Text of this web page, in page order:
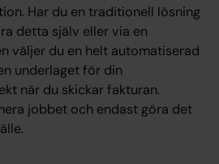
Har du en traditionell lösning
detta själv eller via en
väljer du en helt automatiserad
underlaget för din
när du skickar fakturan.
jobbet och endast göra det